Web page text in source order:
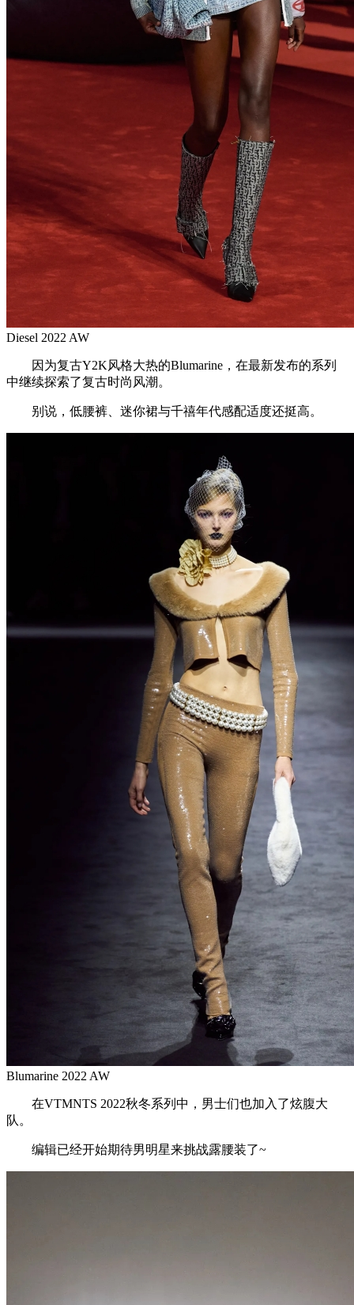
Diesel 2022 AW
因为复古Y2K风格大热的Blumarine，在最新发布的系列
中继续探索了复古时尚风潮。
别说，低腰裤、迷你裙与千禧年代感配适度还挺高。
Blumarine 2022 AW
在VTMNTS 2022秋冬系列中，男士们也加入了炫腹大
队。
编辑已经开始期待男明星来挑战露腰装了~